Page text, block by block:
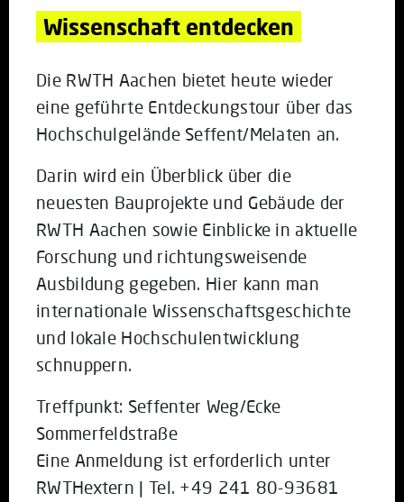
Wissenschaft entdecken
Die RWTH Aachen bietet heute wieder
eine geführte Entdeckungstour über das
Hochschulgelände Seffent/Melaten an.
Darin wird ein Überblick über die
neuesten Bauprojekte und Gebäude der
RWTH Aachen sowie Einblicke in aktuelle
Forschung und richtungsweisende
Ausbildung gegeben. Hier kann man
internationale Wissenschaftsgeschichte
und lokale Hochschulentwicklung
schnuppern.
Treffpunkt: Seffenter Weg/Ecke
Sommerfeldstraße
Eine Anmeldung ist erforderlich unter
RWTHextern | Tel. +49 241 80-93681